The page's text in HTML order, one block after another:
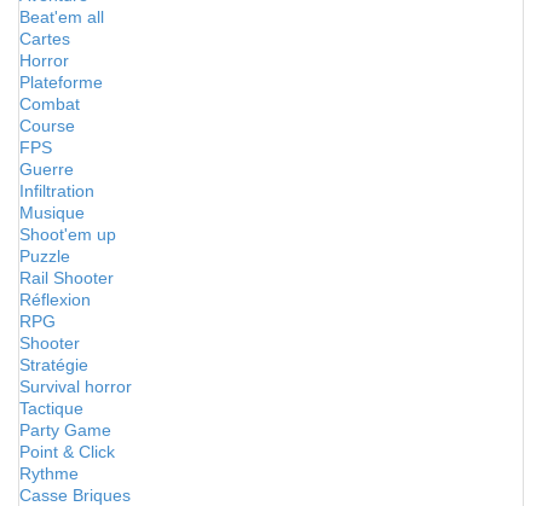
Beat'em all
Cartes
Horror
Plateforme
Combat
Course
FPS
Guerre
Infiltration
Musique
Shoot'em up
Puzzle
Rail Shooter
Réflexion
RPG
Shooter
Stratégie
Survival horror
Tactique
Party Game
Point & Click
Rythme
Casse Briques